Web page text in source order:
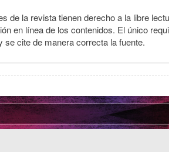
de la revista tienen derecho a la libre
en línea de los contenidos. El único
se cite de manera correcta la fuente.